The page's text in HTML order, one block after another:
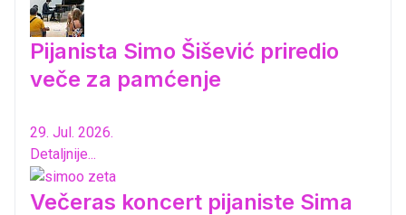
Pijanista Simo Šišević priredio
veče za pamćenje
29. Jul. 2026.
Detaljnije...
Večeras koncert pijaniste Sima